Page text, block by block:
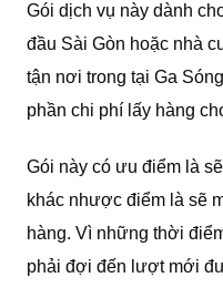
Gói dịch vụ này dành
đầu Sài Gòn hoặc nhà
tận nơi trong tại Ga
phần chi phí lấy hàng
Gói này có ưu điểm là
khác nhược điểm là sẽ
hàng. Vì những thời
phải đợi đến lượt mới